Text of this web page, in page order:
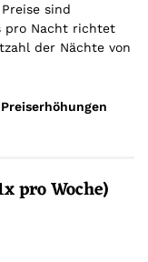
sind
pro Nacht richtet
der Nächte von
pro Woche)